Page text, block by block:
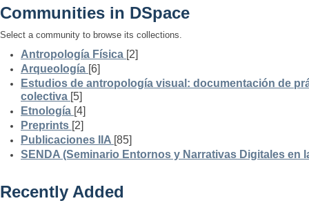
Communities in DSpace
Select a community to browse its collections.
Antropología Física [2]
Arqueología [6]
Estudios de antropología visual: documentación de
colectiva [5]
Etnología [4]
Preprints [2]
Publicaciones IIA [85]
SENDA (Seminario Entornos y Narrativas Digitales en
Recently Added